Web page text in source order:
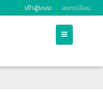
เข้าสู่ระบบ ลงทะเบียน